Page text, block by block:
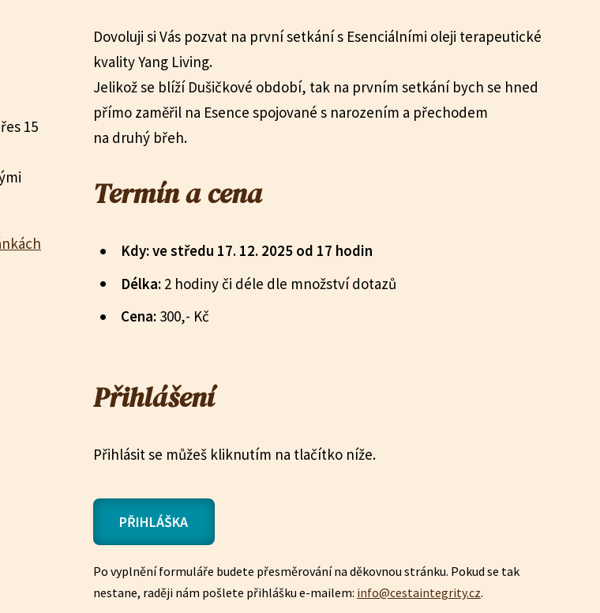
15
Dovoluji si Vás pozvat na první setkání s Esenciálními oleji terapeutické
kvality Yang Living.
Jelikož se blíží Dušičkové období, tak na prvním setkání bych se hned
přímo zaměřil na Esence spojované s narozením a přechodem
na druhý břeh.
Termín a cena
Kdy: ve středu 17. 12. 2025 od 17 hodin
Délka: 2 hodiny či déle dle množství dotazů
Cena: 300,- Kč
Přihlášení
Přihlásit se můžeš kliknutím na tlačítko níže.
PŘIHLÁŠKA
Po vyplnění formuláře budete přesměrování na děkovnou stránku. Pokud se tak
nestane, raději nám pošlete přihlášku e-mailem: info@cestaintegrity.cz.